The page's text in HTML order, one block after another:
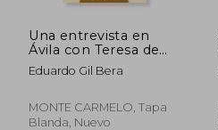
Una entrevista en
Ávila con Teresa de
Jesús: AL CALOR DE
LAS MURALLAS
Eduardo Gil Bera
MONTE CARMELO, Tapa
Blanda, Nuevo